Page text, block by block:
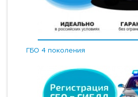
ГБО 4 поколения